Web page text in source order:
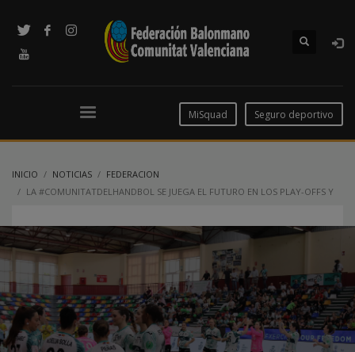
MiSquad Seguro deportivo
INICIO NOTICIAS
FEDERACION
LA #COMUNITATDELHANDBOL SE JUEGA EL FUTURO EN LOS PLAY-OFFS Y